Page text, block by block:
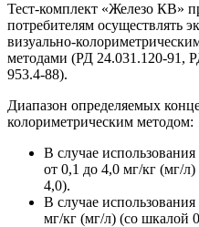
Тест-комплект «Железо КВ»
потребителям осуществлять
визуально-
методами (РД 24.031.120-91,
953.4-88).
Диапазон определяемых
колориметрическим методом:
В случае
от 0,1 до 4,0 мг/кг (мг/
4,0).
В случае
мг/кг (мг/л) (со шкалой